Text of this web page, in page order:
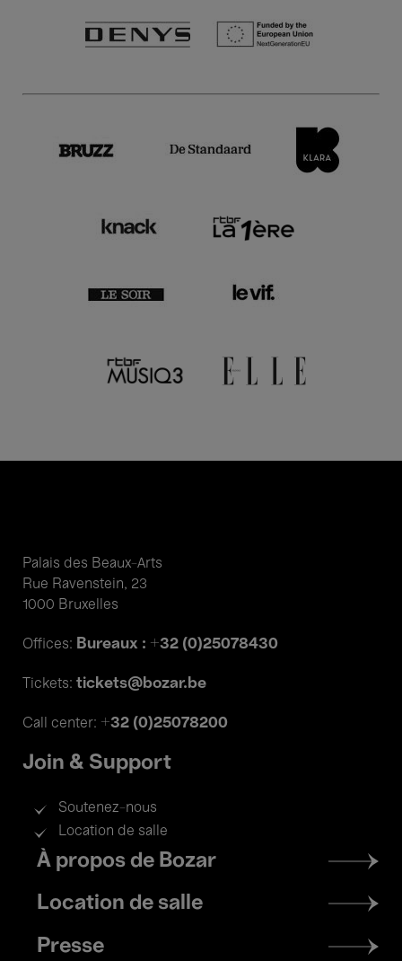
Palais des Beaux-Arts
Rue Ravenstein, 23
1000 Bruxelles
Offices: Bureaux : +32 (0)25078430
Tickets: tickets@bozar.be
Call center: +32 (0)25078200
Join & Support
Soutenez-nous
Location de salle
Footer
menu
À propos de Bozar
Location de salle
Presse